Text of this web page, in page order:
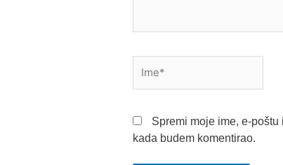
Spremi moje ime, e-
kada budem komentirao.